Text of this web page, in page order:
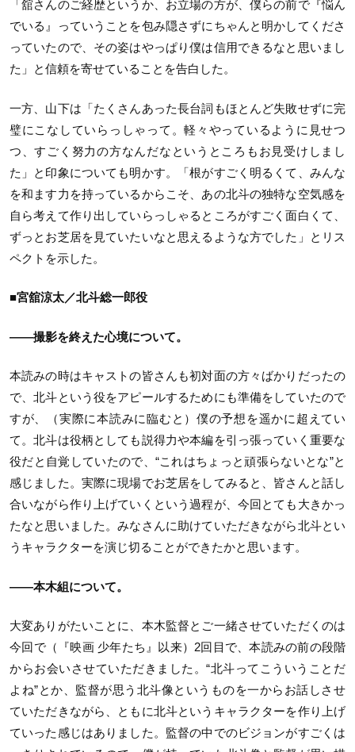
「舘さんのご経歴というか、お立場の方が、僕らの前で『悩ん
でいる』っていうことを包み隠さずにちゃんと明かしてくださ
っていたので、その姿はやっぱり僕は信用できるなと思いまし
た」と信頼を寄せていることを告白した。
一方、山下は「たくさんあった長台詞もほとんど失敗せずに完
璧にこなしていらっしゃって。軽々やっているように見せつ
つ、すごく努力の方なんだなというところもお見受けしまし
た」と印象についても明かす。「根がすごく明るくて、みんな
を和ます力を持っているからこそ、あの北斗の独特な空気感を
自ら考えて作り出していらっしゃるところがすごく面白くて、
ずっとお芝居を見ていたいなと思えるような方でした」とリス
ペクトを示した。
■宮舘涼太／北斗総一郎役
——撮影を終えた心境について。
本読みの時はキャストの皆さんも初対面の方々ばかりだったの
で、北斗という役をアピールするためにも準備をしていたので
すが、（実際に本読みに臨むと）僕の予想を遥かに超えてい
て。北斗は役柄としても説得力や本編を引っ張っていく重要な
役だと自覚していたので、“これはちょっと頑張らないとな”と
感じました。実際に現場でお芝居をしてみると、皆さんと話し
合いながら作り上げていくという過程が、今回とても大きかっ
たなと思いました。みなさんに助けていただきながら北斗とい
うキャラクターを演じ切ることができたかと思います。
——本木組について。
大変ありがたいことに、本木監督とご一緒させていただくのは
今回で（『映画 少年たち』以来）2回目で、本読みの前の段階
からお会いさせていただきました。“北斗ってこういうことだ
よね”とか、監督が思う北斗像というものを一からお話しさせ
ていただきながら、ともに北斗というキャラクターを作り上げ
ていった感じはありました。監督の中でのビジョンがすごくは